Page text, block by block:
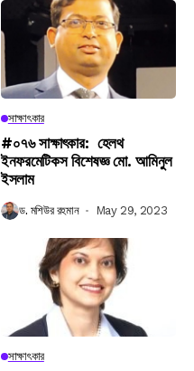
সাক্ষাৎকার
#০৭৬ সাক্ষাৎকার: হেলথ
ইনফরমেটিকস বিশেষজ্ঞ মো. আমিনুল
ইসলাম
ড. মশিউর রহমান May 29, 2023
সাক্ষাৎকার